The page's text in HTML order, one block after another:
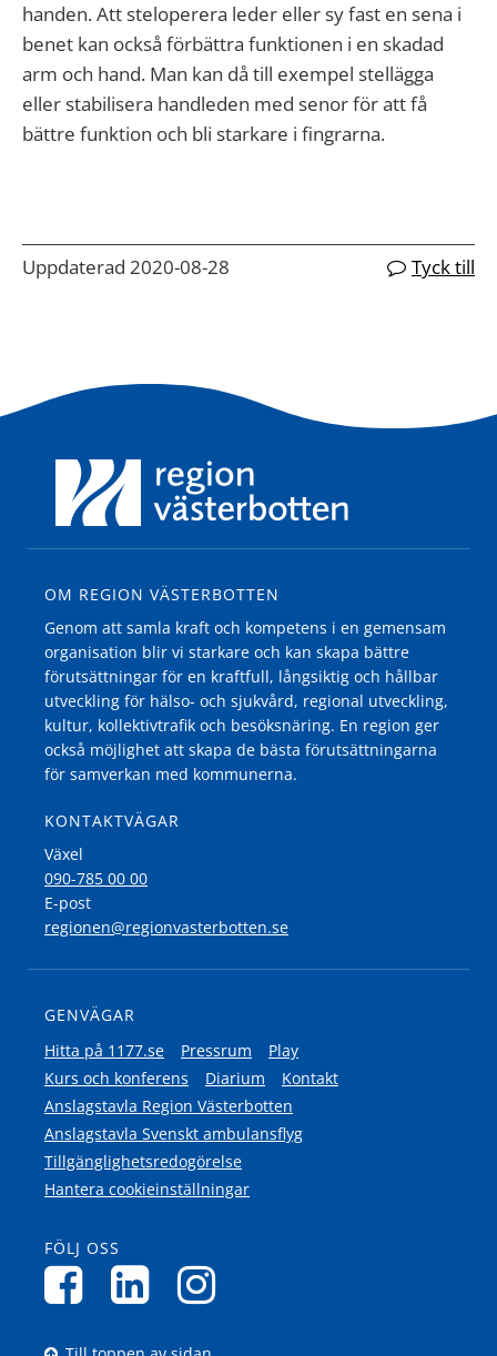
handen. Att steloperera leder eller sy fast en sena i
benet kan också förbättra funktionen i en skadad
arm och hand. Man kan då till exempel stellägga
eller stabilisera handleden med senor för att få
bättre funktion och bli starkare i fingrarna.
Uppdaterad 2020-08-28 Tyck till
OM REGION VÄSTERBOTTEN
Genom att samla kraft och kompetens i en gemensam
organisation blir vi starkare och kan skapa bättre
förutsättningar för en kraftfull, långsiktig och hållbar
utveckling för hälso- och sjukvård, regional utveckling,
kultur, kollektivtrafik och besöksnäring. En region ger
också möjlighet att skapa de bästa förutsättningarna
för samverkan med kommunerna.
KONTAKTVÄGAR
Växel
090-785 00 00
E-post
regionen@regionvasterbotten.se
GENVÄGAR
Hitta på 1177.se
Pressrum
Play
Kurs och konferens
Diarium
Kontakt
Anslagstavla Region Västerbotten
Anslagstavla Svenskt ambulansflyg
Tillgänglighetsredogörelse
Hantera cookieinställningar
FÖLJ OSS